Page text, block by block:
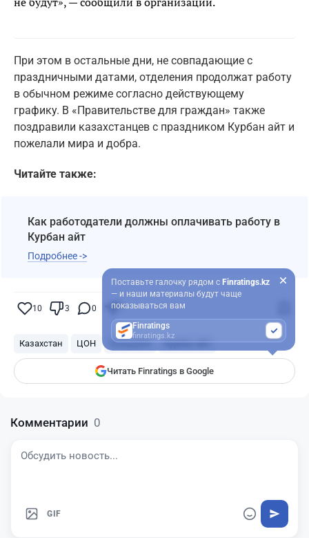
При этом в остальные дни, не совпадающие с
праздничными датами, отделения продолжат работу
в обычном режиме согласно действующему
графику. В «Правительстве для граждан» также
поздравили казахстанцев с праздником Курбан айт и
пожелали мира и добра.
Читайте также:
Как работодатели должны оплачивать работу в
Курбан айт
Подробнее ->
10 3 0 7
Казахстан ЦОН СпецЦОН Курбан айт
Читать Finratings в Google
Поставьте галочку рядом с Finratings.kz
— и наши материалы будут чаще
показываться вам
Finratings
finratings.kz
Комментарии 0
GIF